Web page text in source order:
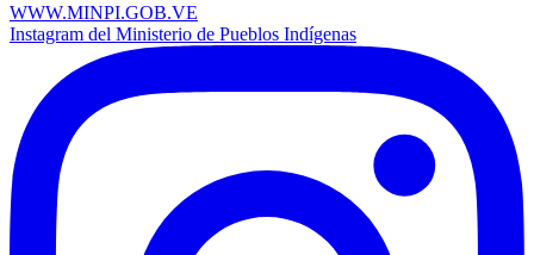
WWW.MINPI.GOB.VE
Instagram del Ministerio de Pueblos Indígenas